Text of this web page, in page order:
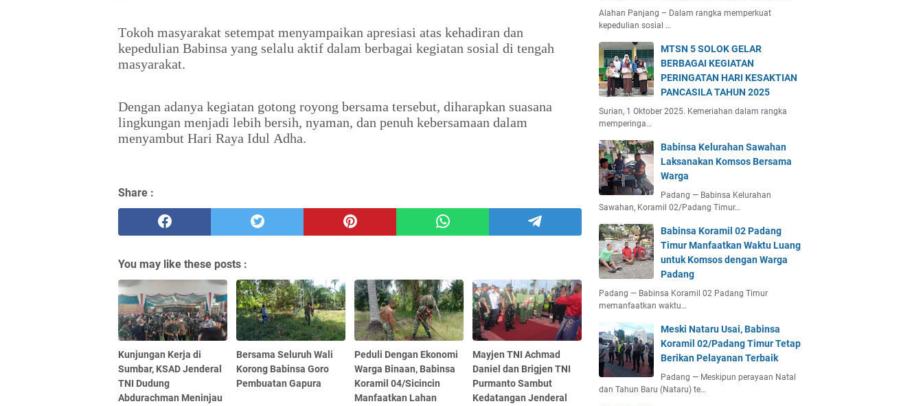
Tokoh masyarakat setempat menyampaikan apresiasi atas kehadiran dan
kepedulian Babinsa yang selalu aktif dalam berbagai kegiatan sosial di tengah
masyarakat.
Dengan adanya kegiatan gotong royong bersama tersebut, diharapkan suasana
lingkungan menjadi lebih bersih, nyaman, dan penuh kebersamaan dalam
menyambut Hari Raya Idul Adha.
Share :
You may like these posts :
Kunjungan Kerja di
Sumbar, KSAD Jenderal
TNI Dudung
Abdurachman Meninjau
Bersama Seluruh Wali
Korong Babinsa Goro
Pembuatan Gapura
Peduli Dengan Ekonomi
Warga Binaan, Babinsa
Koramil 04/Sicincin
Manfaatkan Lahan
Mayjen TNI Achmad
Daniel dan Brigjen TNI
Purmanto Sambut
Kedatangan Jenderal
Alahan Panjang – Dalam rangka memperkuat
kepedulian sosial …
MTSN 5 SOLOK GELAR
BERBAGAI KEGIATAN
PERINGATAN HARI KESAKTIAN
PANCASILA TAHUN 2025
Surian, 1 Oktober 2025. Kemeriahan dalam rangka
memperinga…
Babinsa Kelurahan Sawahan
Laksanakan Komsos Bersama
Warga
Padang — Babinsa Kelurahan
Sawahan, Koramil 02/Padang Timur…
Babinsa Koramil 02 Padang
Timur Manfaatkan Waktu Luang
untuk Komsos dengan Warga
Padang
Padang — Babinsa Koramil 02 Padang Timur
memanfaatkan waktu…
Meski Nataru Usai, Babinsa
Koramil 02/Padang Timur Tetap
Berikan Pelayanan Terbaik
Padang — Meskipun perayaan Natal
dan Tahun Baru (Nataru) te…